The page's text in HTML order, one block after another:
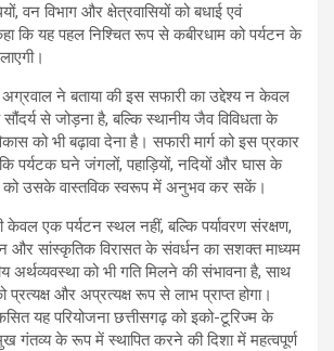
वन विभाग और क्षेत्रवासियों को बधाई एवं
कि यह पहल निश्चित रूप से कबीरधाम को पर्यटन के
ने बताया की इस सफारी का उद्देश्य न केवल
से जोड़ना है, बल्कि स्थानीय जैव विविधता के
को भी बढ़ावा देना है। सफारी मार्ग को इस प्रकार
पर्यटक घने जंगलों, पहाड़ियों, नदियों और घास के
को उसके वास्तविक स्वरूप में अनुभव कर सकें।
एक पर्यटन स्थल नहीं, बल्कि पर्यावरण संरक्षण,
और सांस्कृतिक विरासत के संवर्धन का सशक्त माध्यम
अर्थव्यवस्था को भी गति मिलने की संभावना है, साथ
प्रत्यक्ष और अप्रत्यक्ष रूप से लाभ प्राप्त होगा।
यह परियोजना छत्तीसगढ़ को इको-टूरिज्म के
गंतव्य के रूप में स्थापित करने की दिशा में महत्वपूर्ण